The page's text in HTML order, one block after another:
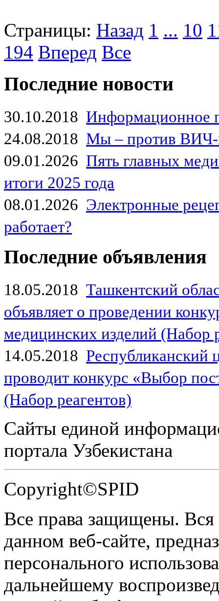
Страницы: Назад 1 ... 10
194 Вперед Все
Последние новости
30.10.2018 Информационное
24.08.2018 Мы – против
09.01.2026 Пять главных
итоги 2025 года
08.01.2026 Электронные
работает?
Последние объявления
18.05.2018 Ташкентский
объявляет о проведении
медицинских изделий (Набор
14.05.2018
проводит конкурс «Выбор
(Набор реагентов)
Сайты единой
портала Узбекистана
Copyright©SPID
Все права защищены.
данном веб-сайте,
персонального
дальнейшему